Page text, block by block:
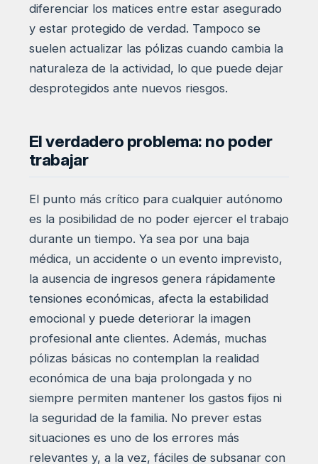
diferenciar los matices entre estar asegurado
y estar protegido de verdad. Tampoco se
suelen actualizar las pólizas cuando cambia la
naturaleza de la actividad, lo que puede dejar
desprotegidos ante nuevos riesgos.
El verdadero problema: no poder
trabajar
El punto más crítico para cualquier autónomo
es la posibilidad de no poder ejercer el trabajo
durante un tiempo. Ya sea por una baja
médica, un accidente o un evento imprevisto,
la ausencia de ingresos genera rápidamente
tensiones económicas, afecta la estabilidad
emocional y puede deteriorar la imagen
profesional ante clientes. Además, muchas
pólizas básicas no contemplan la realidad
económica de una baja prolongada y no
siempre permiten mantener los gastos fijos ni
la seguridad de la familia. No prever estas
situaciones es uno de los errores más
relevantes y, a la vez, fáciles de subsanar con